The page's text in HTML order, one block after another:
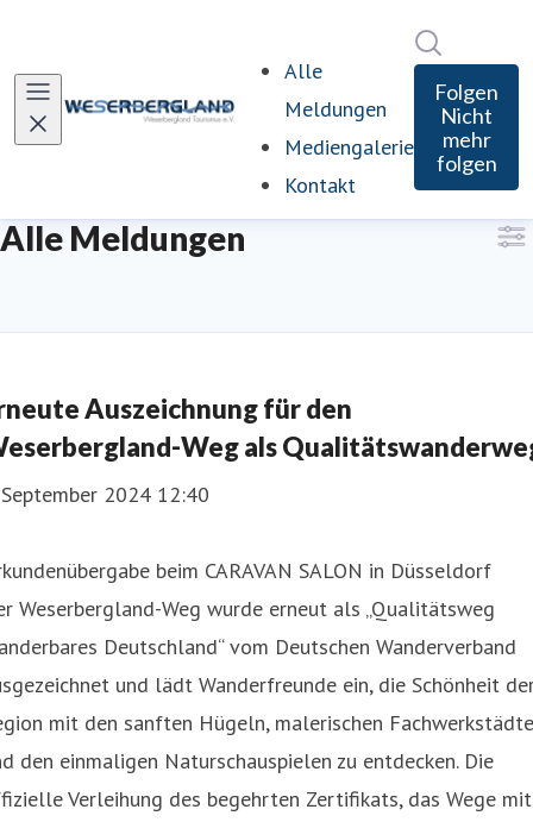
Alle
Meldungen
Mediengalerie
Kontakt
Folgen
Nicht
mehr
folgen
Alle Meldungen
Auszeichnung für den
Weg als
2024 12:40
beim CARAVAN SALON in Düsseldorf
Weserbergland-Weg wurde erneut als „Qualitätsweg
Deutschland“ vom Deutschen Wanderverband
und lädt Wanderfreunde ein, die Schönheit
mit den sanften Hügeln, malerischen
den einmaligen Naturschauspielen zu entdecken. Die
Verleihung des begehrten Zertifikats, das Wege mit